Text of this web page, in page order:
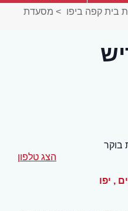
בית קפה ביפו > מסעדת
בוקר
הצג טלפון
, יפו